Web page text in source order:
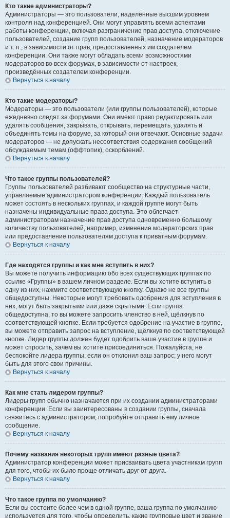
Кто такие администраторы?
Администраторы — это пользователи, наделённые высшим уровнем
контроля над конференцией. Они могут управлять всеми аспектами
работы конференции, включая разграничение прав доступа, отключение
пользователей, создание групп пользователей, назначение модераторов
и т. п., в зависимости от прав, предоставленных им создателем
конференции. Они также могут обладать всеми возможностями
модераторов во всех форумах, в зависимости от настроек,
произведённых создателем конференции.
Вернуться к началу
Кто такие модераторы?
Модераторы — это пользователи (или группы пользователей), которые
ежедневно следят за форумами. Они имеют право редактировать или
удалять сообщения, закрывать, открывать, перемещать, удалять и
объединять темы на форуме, за который они отвечают. Основные задачи
модераторов — не допускать несоответствия содержания сообщений
обсуждаемым темам (оффтопик), оскорблений.
Вернуться к началу
Что такое группы пользователей?
Группы пользователей разбивают сообщество на структурные части,
управляемые администратором конференции. Каждый пользователь
может состоять в нескольких группах, и каждой группе могут быть
назначены индивидуальные права доступа. Это облегчает
администраторам назначение прав доступа одновременно большому
количеству пользователей, например, изменение модераторских прав
или предоставление пользователям доступа к приватным форумам.
Вернуться к началу
Где находятся группы и как мне вступить в них?
Вы можете получить информацию обо всех существующих группах по
ссылке «Группы» в вашем личном разделе. Если вы хотите вступить в
одну из них, нажмите соответствующую кнопку. Однако не все группы
общедоступны. Некоторые могут требовать одобрения для вступления в
них, могут быть закрытыми или даже скрытыми. Если группа
общедоступна, то вы можете запросить членство в ней, щёлкнув по
соответствующей кнопке. Если требуется одобрение на участие в группе,
вы можете отправить запрос на вступление, щёлкнув по соответствующей
кнопке. Лидер группы должен будет одобрить ваше участие в группе и
может спросить, зачем вы хотите присоединиться. Пожалуйста, не
беспокойте лидера группы, если он отклонил ваш запрос; у него могут
быть для этого свои причины.
Вернуться к началу
Как мне стать лидером группы?
Лидеры групп обычно назначаются при их создании администраторами
конференции. Если вы заинтересованы в создании группы, сначала
свяжитесь с администратором; попробуйте отправить ему личное
сообщение.
Вернуться к началу
Почему названия некоторых групп имеют разные цвета?
Администратор конференции может присваивать цвета участникам групп
для того, чтобы их было проще отличать друг от друга.
Вернуться к началу
Что такое группа по умолчанию?
Если вы состоите более чем в одной группе, ваша группа по умолчанию
используется для того, чтобы определить, какие групповые цвет и звание